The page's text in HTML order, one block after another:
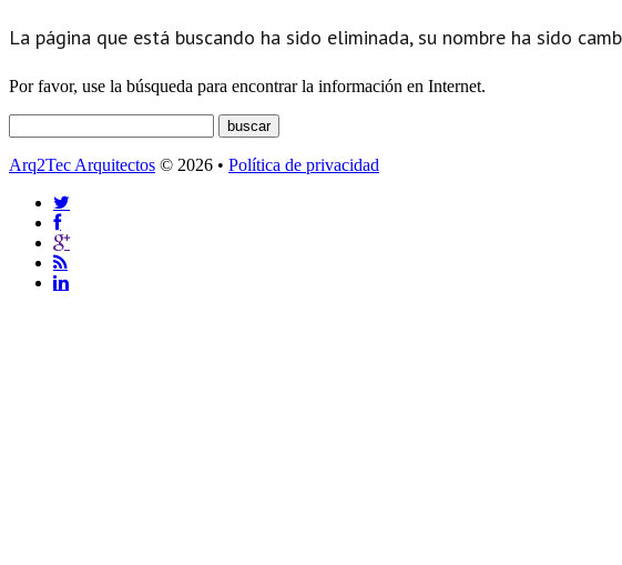
La página que está buscando ha sido eliminada, su nombre ha sido
Por favor, use la búsqueda para encontrar la información en Internet.
Arq2Tec Arquitectos © 2026 • Política de privacidad